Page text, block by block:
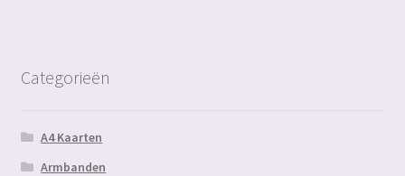
Categorieën
A4 Kaarten
Armbanden